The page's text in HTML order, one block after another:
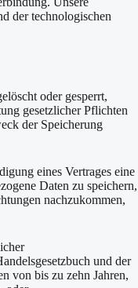
der technologischen
oder gesperrt,
gesetzlicher Pflichten
der Speicherung
eines Vertrages eine
Daten zu speichern,
nachzukommen,
und der
von bis zu zehn Jahren,